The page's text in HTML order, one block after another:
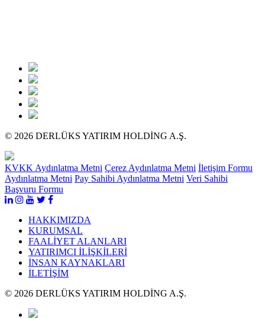
© 2026 DERLÜKS YATIRIM HOLDİNG A.Ş.
KVKK Aydınlatma Metni Çerez Aydınlatma Metni İletişim Formu
Aydınlatma Metni Pay Sahibi Aydınlatma Metni Veri Sahibi
Başvuru Formu
HAKKIMIZDA
KURUMSAL
FAALİYET ALANLARI
YATIRIMCI İLİŞKİLERİ
İNSAN KAYNAKLARI
İLETİŞİM
© 2026 DERLÜKS YATIRIM HOLDİNG A.Ş.